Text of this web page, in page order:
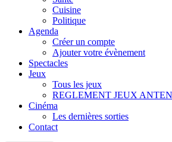
Cuisine
Politique
Agenda
Créer un compte
Ajouter votre évènement
Spectacles
Jeux
Tous les jeux
REGLEMENT JEUX
Cinéma
Les dernières sorties
Contact